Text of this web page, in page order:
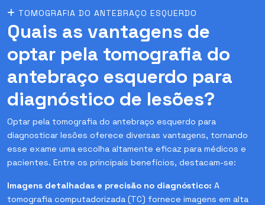
TOMOGRAFIA DO ANTEBRAÇO ESQUERDO
Quais as vantagens de
optar pela tomografia do
antebraço esquerdo para
diagnóstico de lesões?
Optar pela tomografia do antebraço esquerdo para
diagnosticar lesões oferece diversas vantagens, tornando
esse exame uma escolha altamente eficaz para médicos e
pacientes. Entre os principais benefícios, destacam-se:
Imagens detalhadas e precisão no diagnóstico: A
tomografia computadorizada (TC) fornece imagens em alta